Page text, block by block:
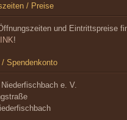
/ Preise
und Eintrittspreise
!
Spendenkonto
e. V.